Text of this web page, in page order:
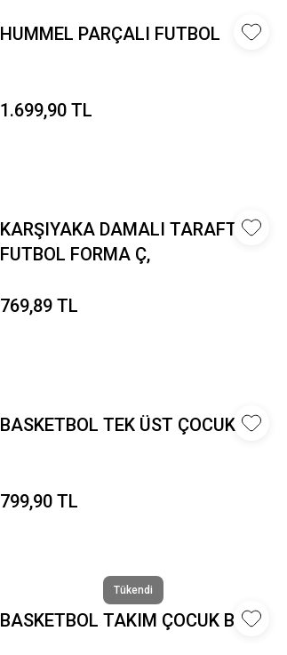
HUMMEL PARÇALI FUTBOL
1.699,90 TL
KARŞIYAKA DAMALI TARAFTAR
FUTBOL FORMA Ç,
769,89 TL
BASKETBOL TEK ÜST ÇOCUK Y.
799,90 TL
Tükendi
BASKETBOL TAKIM ÇOCUK B.